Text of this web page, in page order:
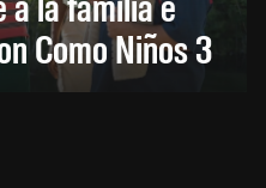
Como Niños 3